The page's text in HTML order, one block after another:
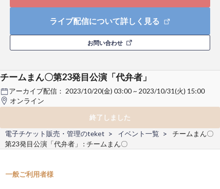
ライブ配信について詳しく見る
お問い合わせ
チームまん〇第23発目公演「代弁者」
アーカイブ配信： 2023/10/20(金) 03:00 ~ 2023/10/31(火) 15:00
オンライン
終了しました
電子チケット販売・管理のteket
イベント一覧
チームまん〇
第23発目公演「代弁者」 : チームまん〇
一般ご利用者様